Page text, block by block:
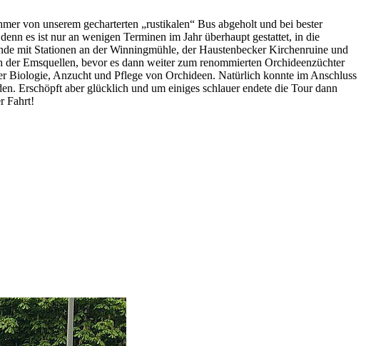
von unserem gecharterten „rustikalen“ Bus abgeholt und bei bester
es ist nur an wenigen Terminen im Jahr überhaupt gestattet, in die
mit Stationen an der Winningmühle, der Haustenbecker Kirchenruine und
Emsquellen, bevor es dann weiter zum renommierten Orchideenzüchter
Biologie, Anzucht und Pflege von Orchideen. Natürlich konnte im Anschluss
Erschöpft aber glücklich und um einiges schlauer endete die Tour dann
Fahrt!